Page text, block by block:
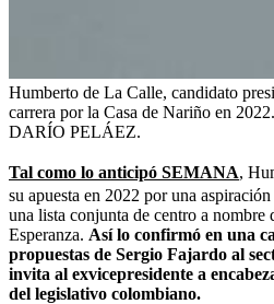
Humberto de La Calle, candidato
carrera por la Casa de Nariño en 2022.
DARÍO PELÁEZ.
Tal como lo anticipó SEMANA,
su apuesta en 2022 por una
una lista conjunta de centro a nombre
Esperanza. Así lo confirmó en una
propuestas de Sergio Fajardo al
invita al exvicepresidente a
del legislativo colombiano.